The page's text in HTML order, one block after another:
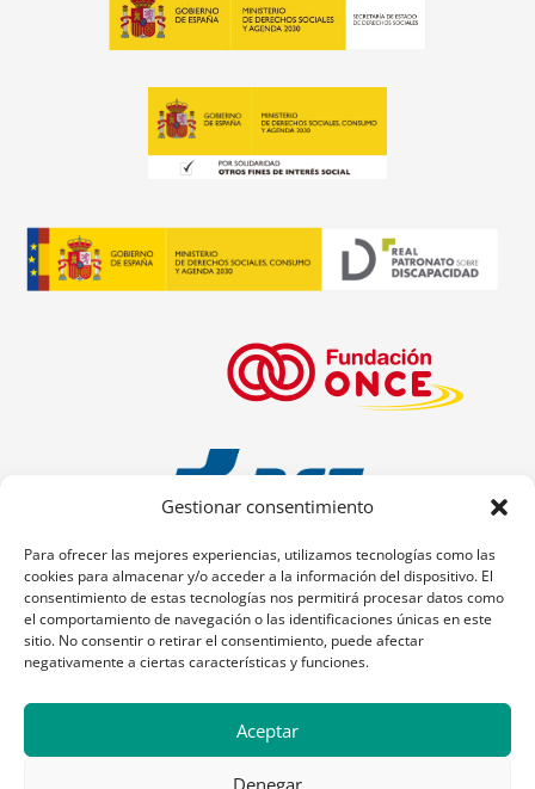
Gestionar consentimiento
Para ofrecer las mejores experiencias, utilizamos tecnologías como las
cookies para almacenar y/o acceder a la información del dispositivo. El
consentimiento de estas tecnologías nos permitirá procesar datos como
el comportamiento de navegación o las identificaciones únicas en este
sitio. No consentir o retirar el consentimiento, puede afectar
negativamente a ciertas características y funciones.
Aceptar
Denegar